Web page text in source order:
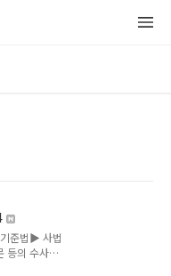
준법▶ 사법
등의 수사는
감독관의 직